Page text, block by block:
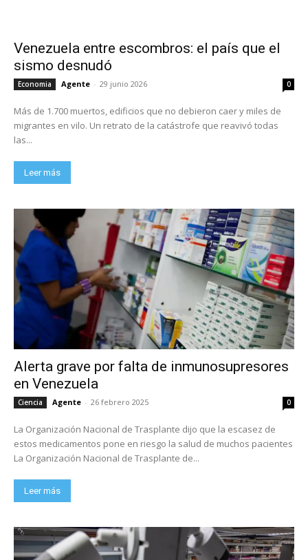
Venezuela entre escombros: el país que el
sismo desnudó
Economia Agente - 29 junio 2026 0
Más de 1.700 muertos, edificios que no debieron caer y miles de
migrantes en vilo. Un retrato de la catástrofe que reavivó todas
las...
Leer más
Alerta grave por falta de inmunosupresores
en Venezuela
Ciencia Agente - 26 febrero 2025 0
La Organización Nacional de Trasplante dijo que la escasez de
estos medicamentos pone en riesgo la salud de muchos pacientes
La Organización Nacional de Trasplante de...
Leer más